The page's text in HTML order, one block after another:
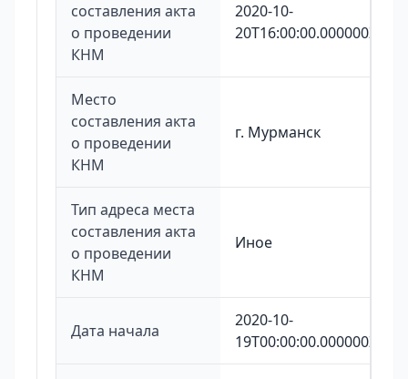
составления акта
о проведении
КНМ
2020-10-
20T16:00:00.000000Z
Место
составления акта
о проведении
КНМ
г. Мурманск
Тип адреса места
составления акта
о проведении
КНМ
Иное
Дата начала
2020-10-
19T00:00:00.000000Z